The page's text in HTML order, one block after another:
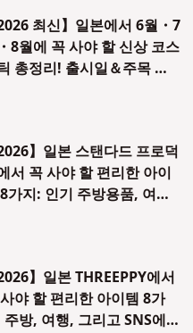
2026 최신】일본에서 6월・7
8월에 꼭 사야 할 신상 코스
총정리! 출시일＆주목 아
2026】일본 스탠다드 프로덕
서 꼭 사야 할 편리한 아이
가지: 인기 주방용품, 여행
2026】일본 THREEPPY에서
야 할 편리한 아이템 8가
주방, 여행, 그리고 SNS에서